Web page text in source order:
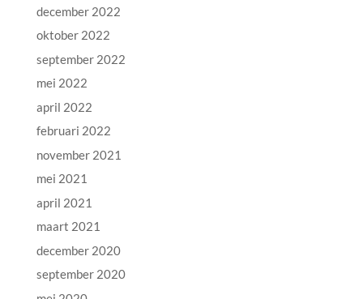
december 2022
oktober 2022
september 2022
mei 2022
april 2022
februari 2022
november 2021
mei 2021
april 2021
maart 2021
december 2020
september 2020